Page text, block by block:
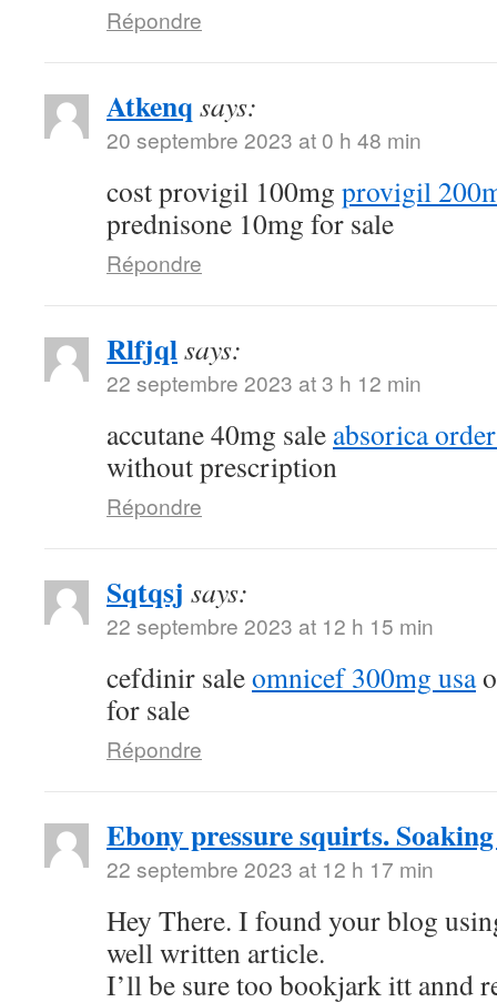
Répondre
Atkenq says:
20 septembre 2023 at 0 h 48 min
cost provigil 100mg provigil
prednisone 10mg for sale
Répondre
Rlfjqlsays:
22 septembre 2023 at 3 h 12 min
accutane 40mg sale absorica
without prescription
Répondre
Sqtqsj says:
22 septembre 2023 at 12 h 15 min
cefdinir saleomnicef 300mg usa
for sale
Répondre
Ebony pressure squirts.
22 septembre 2023 at 12 h 17 min
Hey There. I found your blog
well written article.
I’ll be sure too bookjark itt annd